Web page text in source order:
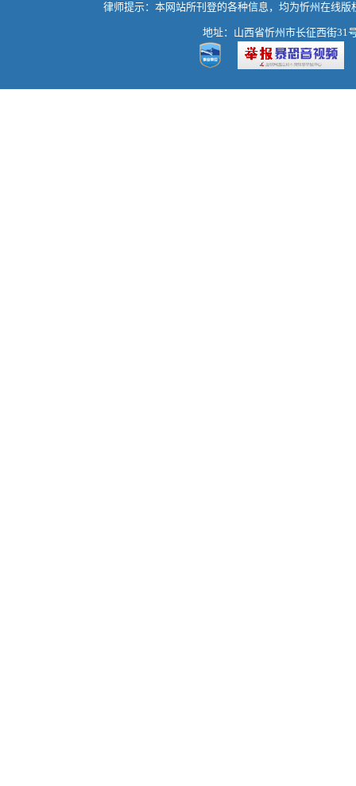
律师提示：本网站所刊登的各种信息，均为忻州在线
地址：山西省忻州市长征西街31